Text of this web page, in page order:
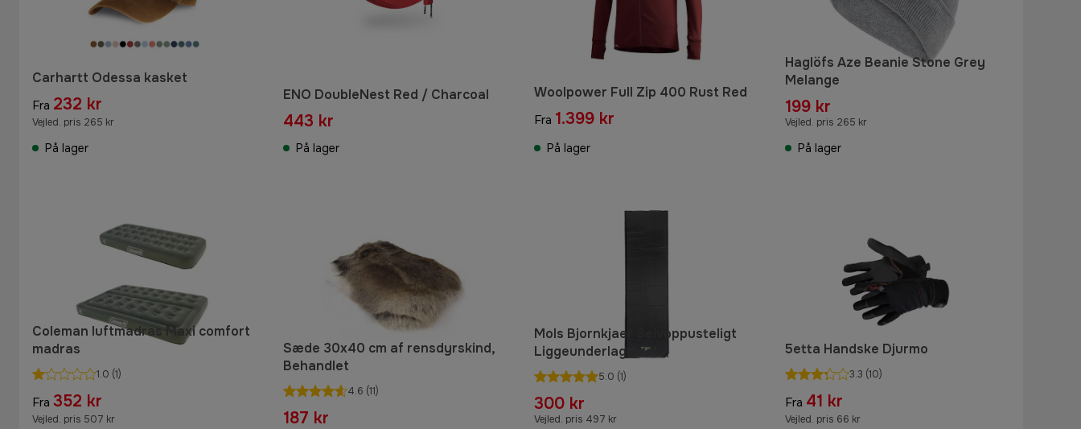
Carhartt Odessa kasket
Fra 232 kr
Vejled. pris 265 kr
På lager
ENO DoubleNest Red / Charcoal
443 kr
På lager
Woolpower Full Zip 400 Rust Red
Fra 1.399 kr
På lager
Haglöfs Aze Beanie Stone Grey
Melange
199 kr
Vejled. pris 265 kr
På lager
Coleman luftmadras Maxi comfort
madras
1.0 (1)
Fra 352 kr
Vejled. pris 507 kr
Sæde 30x40 cm af rensdyrskind,
Behandlet
4.6 (11)
187 kr
Mols Bjornkjaer Selvoppusteligt
Liggeunderlag Sort
5.0 (1)
300 kr
Vejled. pris 497 kr
5etta Handske Djurmo
3.3 (10)
Fra 41 kr
Vejled. pris 66 kr